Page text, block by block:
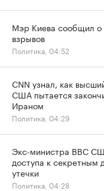
Мэр Киева сообщил о
взрывов
Политика, 04:52
CNN узнал, как
США пытается
Ираном
Политика, 04:29
Экс-министра ВВС
доступа к секретным
утечки
Политика, 04:28